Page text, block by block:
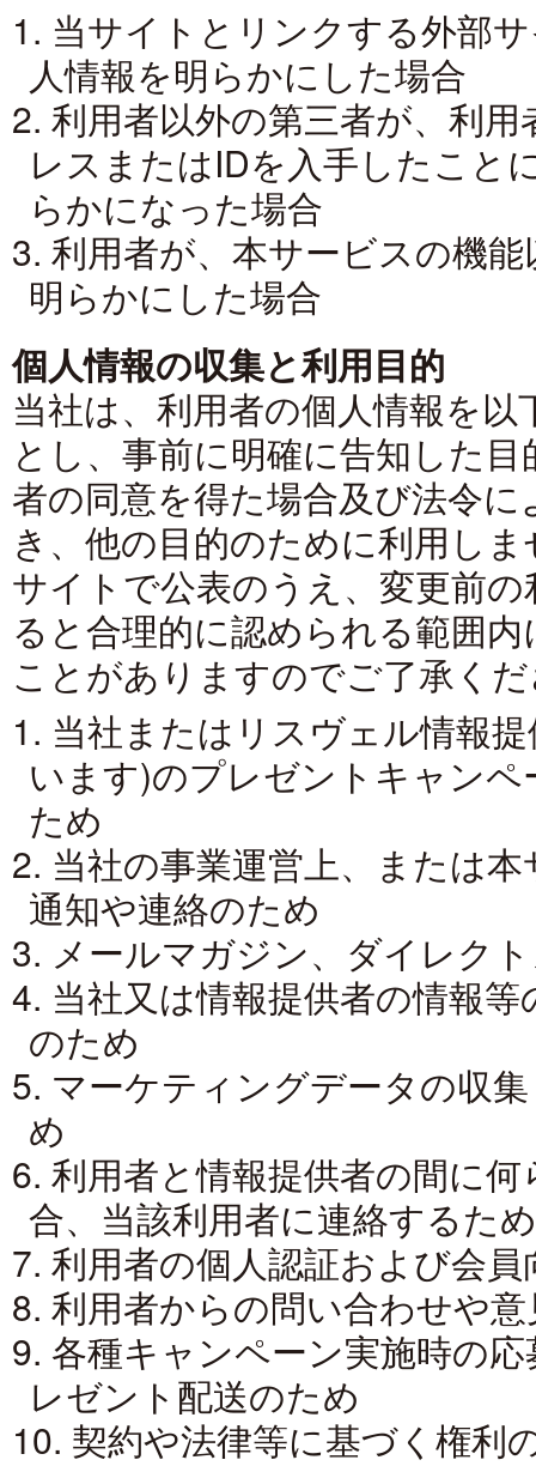
1. 当サイトとリンクする外部
人情報を明らかにした場合
2. 利用者以外の第三者が、利
レスまたはIDを入手したこと
らかになった場合
3. 利用者が、本サービスの機
明らかにした場合
個人情報の収集と利用目的
当社は、利用者の個人情報を
とし、事前に明確に告知した
者の同意を得た場合及び法令
き、他の目的のために利用し
サイトで公表のうえ、変更前
ると合理的に認められる範囲
ことがありますのでご了承く
1. 当社またはリスヴェル情報
います)のプレゼントキャン
ため
2. 当社の事業運営上、または
通知や連絡のため
3. メールマガジン、ダイレク
4. 当社又は情報提供者の情報
のため
5. マーケティングデータの収
め
6. 利用者と情報提供者の間に
合、当該利用者に連絡するため
7. 利用者の個人認証および会
8. 利用者からの問い合わせや
9. 各種キャンペーン実施時の
レゼント配送のため
10. 契約や法律等に基づく権利